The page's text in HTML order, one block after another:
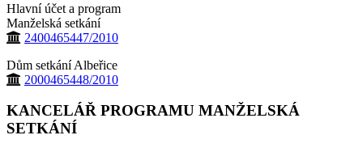
Hlavní účet a program
Manželská setkání
2400465447/2010
Dům setkání Albeřice
2000465448/2010
KANCELÁŘ PROGRAMU MANŽELSKÁ
SETKÁNÍ